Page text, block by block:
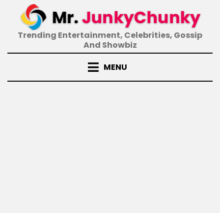
contentTrending Entertainment, Celebrities, Gossip
And Showbiz
MENU